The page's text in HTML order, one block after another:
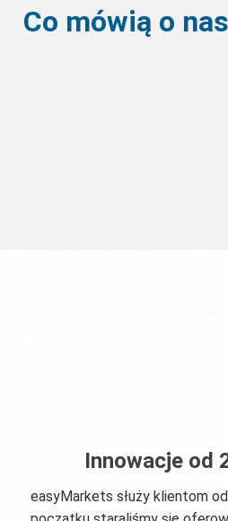
Co mówią o
Innowacje od
easyMarkets służy klientom